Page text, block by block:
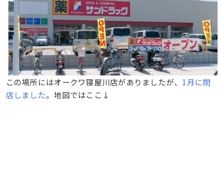
この場所にはオークワ寝屋川店がありましたが、 1月に閉
店しました。地図ではここ↓